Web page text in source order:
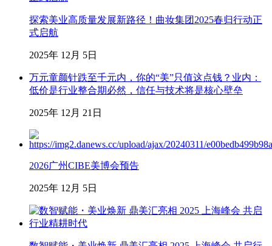
探索美业高质量发展新路径！曲妆集团2025春归行动正
式启航
2025年 12月 5日
万元童颜针跌至千元内，你的“美”只值这点钱？业内：
低价是行业整合期必然，信任与技术将是核心壁垒
2025年 12月 21日
2026广州CIBE美博会预告
2025年 12月 5日